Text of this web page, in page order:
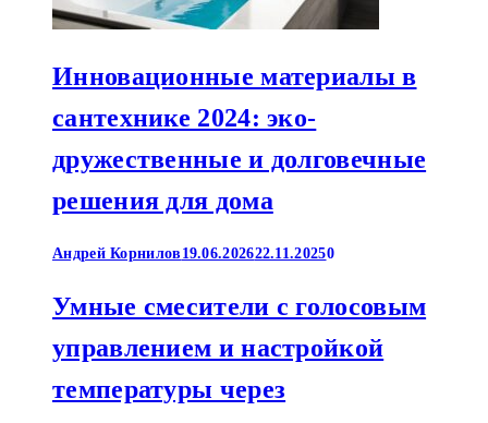
Инновационные материалы в
сантехнике 2024: эко-
дружественные и долговечные
решения для дома
Андрей Корнилов 19.06.202622.11.20250
Умные смесители с голосовым
управлением и настройкой
температуры через